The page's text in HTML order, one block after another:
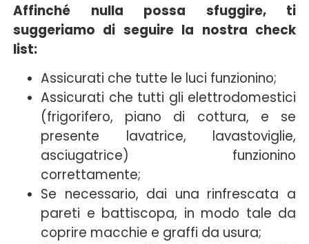
Affinché nulla possa sfuggire, ti
suggeriamo di seguire la nostra check
list:
Assicurati che tutte le luci funzionino;
Assicurati che tutti gli elettrodomestici
(frigorifero, piano di cottura, e se
presente lavatrice, lavastoviglie,
asciugatrice) funzionino
correttamente;
Se necessario, dai una rinfrescata a
pareti e battiscopa, in modo tale da
coprire macchie e graffi da usura;